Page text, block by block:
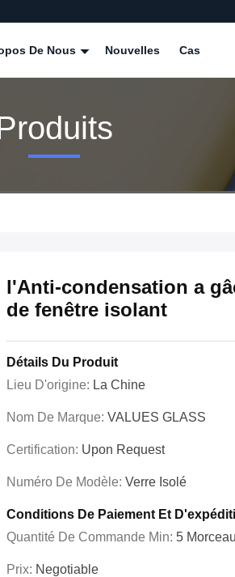
De Nous Nouvelles Cas
l'Anti-condensation a
de fenêtre isolant
Détails Du Produit
Lieu D'origine: La Chine
Nom De Marque: VALUES GLASS
Certification: Upon Request
Numéro De Modèle: Verre Isolé
Conditions De Paiement Et
Quantité De Commande Min: 5
Prix: Negotiable